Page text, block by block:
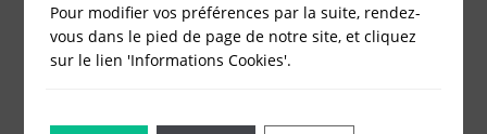
Pour modifier vos préférences par la suite, rendez-
vous dans le pied de page de notre site, et cliquez
sur le lien 'Informations Cookies'.